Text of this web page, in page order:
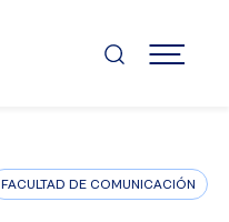
MENÚ
FACULTAD DE COMUNICACIÓN